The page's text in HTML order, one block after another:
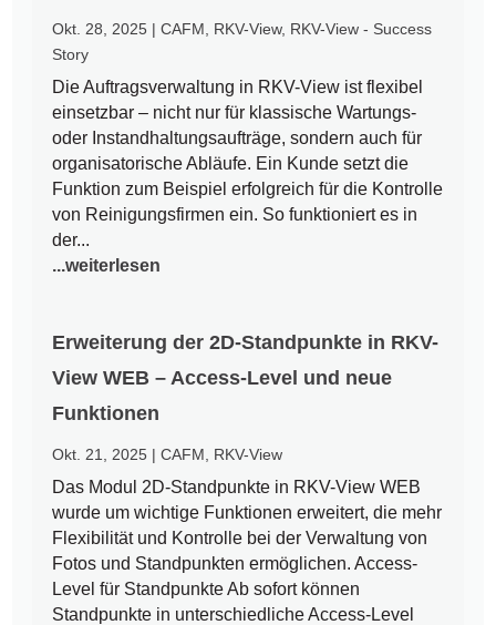
Okt. 28, 2025 |CAFM RKV-View, RKV-View - Success
Story
Die Auftragsverwaltung in RKV-View ist flexibel
einsetzbar – nicht nur für klassische Wartungs-
oder Instandhaltungsaufträge, sondern auch für
organisatorische Abläufe. Ein Kunde setzt die
Funktion zum Beispiel erfolgreich für die Kontrolle
von Reinigungsfirmen ein. So funktioniert es in
der...
...weiterlesen
Erweiterung der 2D-Standpunkte in RKV-
View WEB – Access-Level und neue
Funktionen
Okt. 21, 2025 |CAFM RKV-View
Das Modul 2D-Standpunkte in RKV-View WEB
wurde um wichtige Funktionen erweitert, die mehr
Flexibilität und Kontrolle bei der Verwaltung von
Fotos und Standpunkten ermöglichen. Access-
Level für Standpunkte Ab sofort können
Standpunkte in unterschiedliche Access-Level